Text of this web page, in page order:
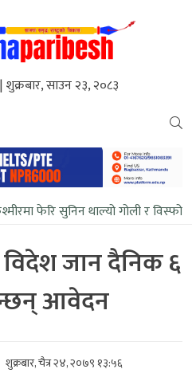
| शुक्रबार, साउन २३, २०८३
फेरि सुनिन थाल्यो गोली र
जान दैनिक ६
आवेदन
शुक्रबार, चैत्र २४, २०७९ १३:५६